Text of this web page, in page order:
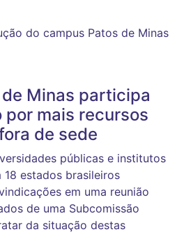
do campus Patos de Minas
Minas participa
por mais recursos
de sede
públicas e institutos
estados brasileiros
em uma reunião
de uma Subcomissão
da situação destas